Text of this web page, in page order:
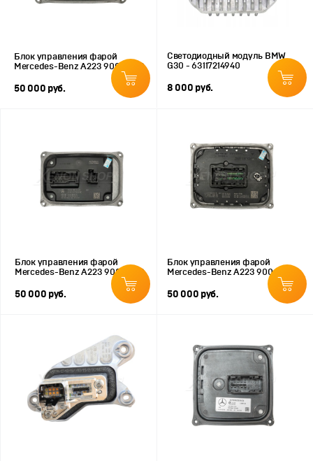
Блок управления фарой
Mercedes-Benz A223 900 64 30
50 000 руб.
Светодиодный модуль BMW
G30 - 63117214940
8 000 руб.
Блок управления фарой
Mercedes-Benz A223 900 54 20
50 000 руб.
Блок управления фарой
Mercedes-Benz A223 900 50 18
50 000 руб.